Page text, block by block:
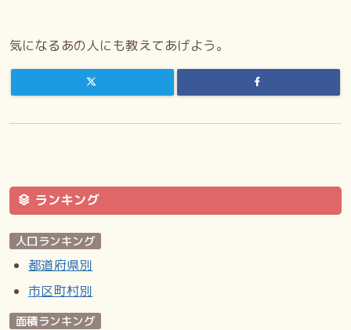
気になるあの人にも教えてあげよう。
ランキング
人口ランキング
都道府県別
市区町村別
面積ランキング